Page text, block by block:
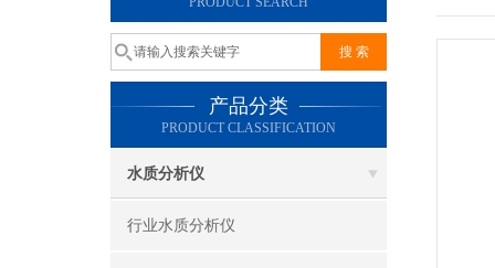
产品分类
PRODUCT CLASSIFICATION
水质分析仪
行业水质分析仪